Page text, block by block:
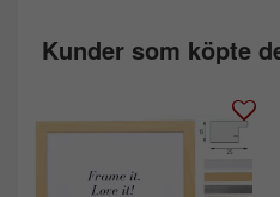
Kunder som köpte